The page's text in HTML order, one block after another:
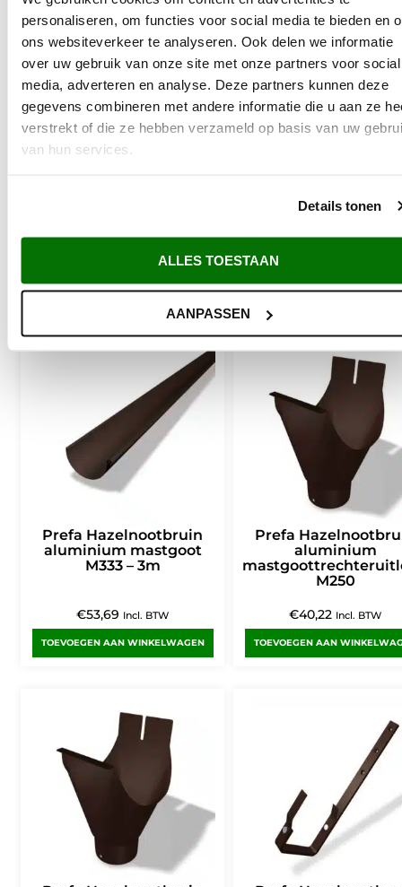
personaliseren, om functies voor social media te bieden en
ons websiteverkeer te analyseren. Ook delen we informatie
over uw gebruik van onze site met onze partners voor social
media, adverteren en analyse. Deze partners kunnen deze
gegevens combineren met andere informatie die u aan ze
verstrekt of die ze hebben verzameld op basis van uw
van hun services.
Details tonen
ALLES TOESTAAN
AANPASSEN
Incl. BTW
TOEVOEGEN AAN WINKELWAGEN
M250 – 3m
TOEVOEGEN AAN
Prefa Hazelnootbruin
aluminium mastgoot
M333 – 3m
€53,69 Incl. BTW
TOEVOEGEN AAN WINKELWAGEN
Prefa
aluminium
M250
€40,22 Incl. BTW
TOEVOEGEN AAN